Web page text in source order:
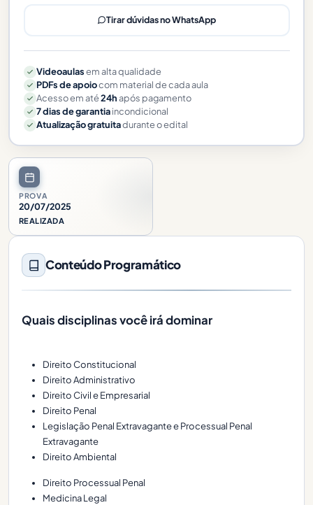
PROVA
20/07/2025
REALIZADA
Conteúdo Programático
Quais disciplinas você irá dominar
Direito Constitucional
Direito Administrativo
Direito Civil e Empresarial
Direito Penal
Legislação Penal Extravagante e Processual Penal
Extravagante
Direito Ambiental
Direito Processual Penal
Medicina Legal
Tirar dúvidas no WhatsApp
Videoaulasem alta qualidade
PDFs de apoiocom material de cada aula
Acesso em até24hapós pagamento
7 dias de garantiaincondicional
Atualização gratuitadurante o edital